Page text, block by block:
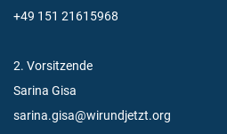
+49 151 21615968
2. Vorsitzende
Sarina Gisa
sarina.gisa@wirundjetzt.org